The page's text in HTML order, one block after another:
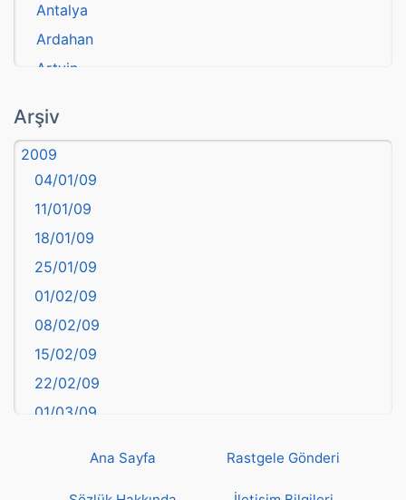
Antalya
Ardahan
Artvin
Aydın
Balıkesir
Bartın
başkentler
Batman
Bayburt
Bilecik
Bingöl
Bitlis
Bolu
Burdur
Arşiv
2009
04/01/09
11/01/09
18/01/09
25/01/09
01/02/09
08/02/09
15/02/09
22/02/09
01/03/09
Ana Sayfa Rastgele Gönderi